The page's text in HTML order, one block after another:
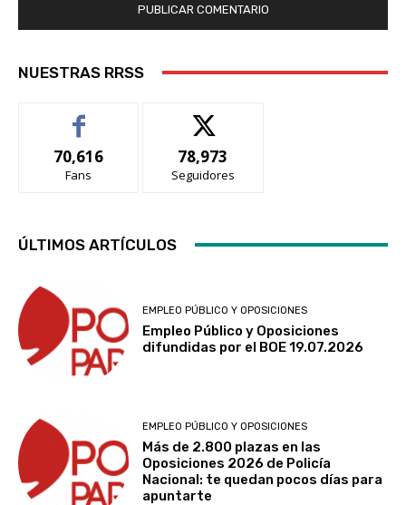
NUESTRAS RRSS
70,616
Fans
78,973
Seguidores
ÚLTIMOS ARTÍCULOS
EMPLEO PÚBLICO Y OPOSICIONES
Empleo Público y Oposiciones
difundidas por el BOE 19.07.2026
EMPLEO PÚBLICO Y OPOSICIONES
Más de 2.800 plazas en las
Oposiciones 2026 de Policía
Nacional: te quedan pocos días para
apuntarte